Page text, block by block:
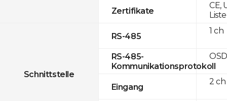
Zertifikate
Schnittstelle
RS-485
RS-485-
Kommunikationsprotokoll
Eingang
CE,
1 ch
2 ch